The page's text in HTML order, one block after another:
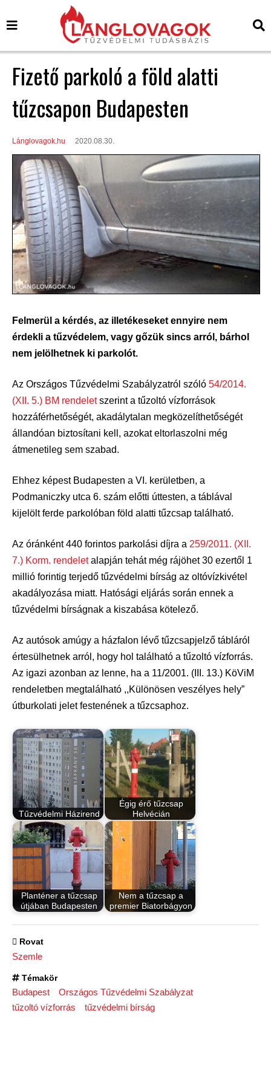
Fizető parkoló a föld alatti
tűzcsapon Budapesten
Lánglovagok.hu 2020.08.30.
Felmerül a kérdés, az illetékeseket ennyire nem
érdekli a tűzvédelem, vagy gőzük sincs arról, bárhol
nem jelölhetnek ki parkolót.
Az Országos Tűzvédelmi Szabályzatról szóló 54/2014.
(XII. 5.) BM rendeletszerint a tűzoltó vízforrások
hozzáférhetőségét, akadálytalan megközelíthetőségét
állandóan biztosítani kell, azokat eltorlaszolni még
átmenetileg sem szabad.
Ehhez képest Budapesten a VI. kerületben, a
Podmaniczky utca 6. szám előtti úttesten, a táblával
kijelölt ferde parkolóban föld alatti tűzcsap található.
Az óránként 440 forintos parkolási díjra a 259/2011. (XII.
7.) Korm. rendeletalapján tehát még rájöhet 30 ezertől 1
millió forintig terjedő tűzvédelmi bírság az oltóvízkivétel
akadályozása miatt. Hatósági eljárás során ennek a
tűzvédelmi bírságnak a kiszabása kötelező.
Az autósok amúgy a házfalon lévő tűzcsapjelző tábláról
értesülhetnek arról, hogy hol található a tűzoltó vízforrás.
Az igazi azonban az lenne, ha a 11/2001. (III. 13.) KöViM
rendeletben megtalálható ,,Különösen veszélyes hely”
útburkolati jelet festenének a tűzcsaphoz.
Tűzvédelmi Házirend
Égig érő tűzcsap
Helvécián
Planténer a tűzcsap
útjában Budapesten
Nem a tűzcsap a
premier Biatorbágyon
Rovat
Szemle
Témakör
Budapest
Országos Tűzvédelmi Szabályzat
tűzoltó vízforrás
tűzvédelmi bírság